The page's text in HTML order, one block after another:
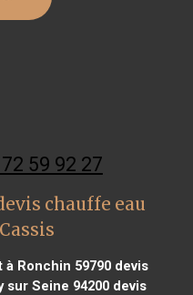
59 92 27
chauffe eau
Ronchin 59790devis
sur Seine 94200devis